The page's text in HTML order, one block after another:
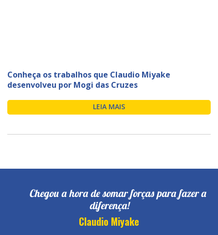
Conheça os trabalhos que Claudio Miyake
desenvolveu por Mogi das Cruzes
LEIA MAIS
Chegou a hora de somar forças para fazer a
diferença!
Claudio Miyake